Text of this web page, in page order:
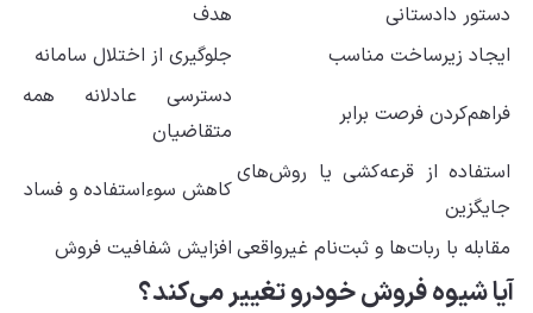
دستور دادستانی
هدف
ایجاد زیرساخت مناسب
جلوگیری از اختلال سامانه
فراهم‌کردن فرصت برابر
دسترسی عادلانه همه
متقاضیان
استفاده از قرعه‌کشی یا روش‌های
جایگزین
کاهش سوءاستفاده و فساد
مقابله با ربات‌ها و ثبت‌نام غیرواقعی افزایش شفافیت فروش
آیا شیوه فروش خودرو تغییر می‌کند؟